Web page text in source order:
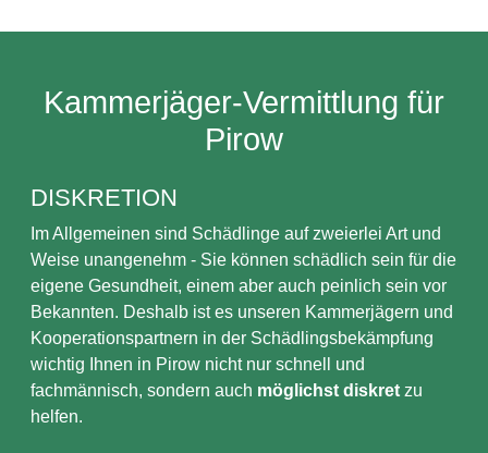
Kammerjäger-Vermittlung für
Pirow
DISKRETION
Im Allgemeinen sind Schädlinge auf zweierlei Art und
Weise unangenehm - Sie können schädlich sein für die
eigene Gesundheit, einem aber auch peinlich sein vor
Bekannten. Deshalb ist es unseren Kammerjägern und
Kooperationspartnern in der Schädlingsbekämpfung
wichtig Ihnen in Pirow nicht nur schnell und
fachmännisch, sondern auch möglichst diskret zu
helfen.